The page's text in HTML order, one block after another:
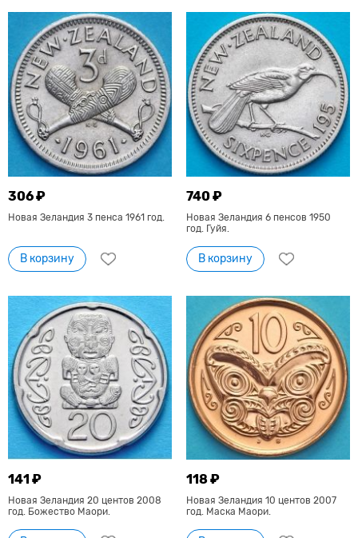
306 ₽
Новая Зеландия 3 пенса 1961 год.
В корзину
740 ₽
Новая Зеландия 6 пенсов 1950
год. Гуйя.
В корзину
141 ₽
Новая Зеландия 20 центов 2008
год. Божество Маори.
118 ₽
Новая Зеландия 10 центов 2007
год. Маска Маори.